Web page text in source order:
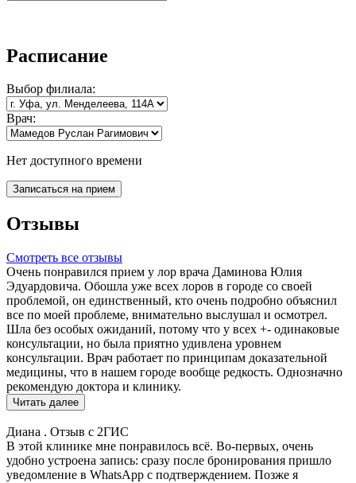
Расписание
Выбор филиала:
Врач:
Нет доступного времени
Записаться на прием
Отзывы
Смотреть все отзывы
Очень понравился прием у лор врача Даминова Юлия
Эдуардовича. Обошла уже всех лоров в городе со своей
проблемой, он единственный, кто очень подробно объяснил
все по моей проблеме, внимательно выслушал и осмотрел.
Шла без особых ожиданий, потому что у всех +- одинаковые
консультации, но была приятно удивлена уровнем
консультации. Врач работает по принципам доказательной
медицины, что в нашем городе вообще редкость. Однозначно
рекомендую доктора и клинику.
Читать далее
Диана . Отзыв с 2ГИС
В этой клинике мне понравилось всё. Во-первых, очень
удобно устроена запись: сразу после бронирования пришло
уведомление в WhatsApp с подтверждением. Позже я